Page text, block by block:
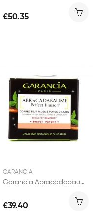
€50.35
GARANCIA
Garancia Abracadabaume Perfect Illusion pot 12g
€39.40